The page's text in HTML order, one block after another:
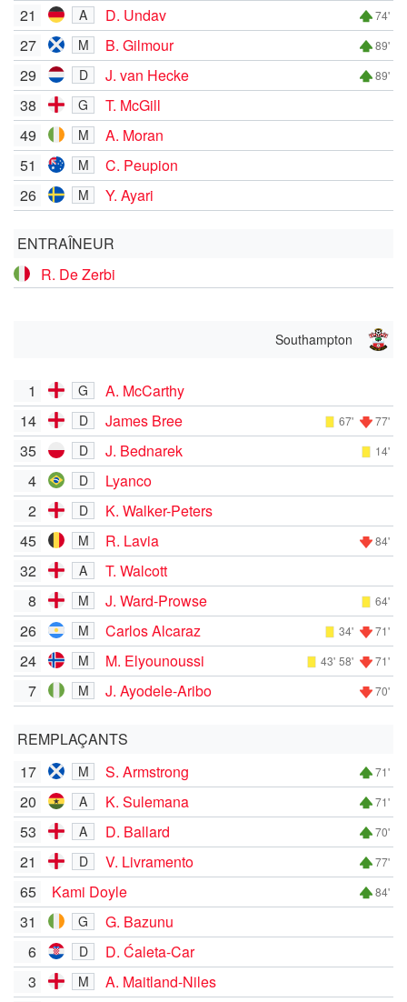
21 A D. Undav 74'
27 M B. Gilmour 89'
29 D J. van Hecke 89'
38 G
T. McGill
49
M
A. Moran
51
M
C. Peupion
26
M Y. Ayari
ENTRAÎNEUR
R. De Zerbi
Southampton
1 G
A. McCarthy
14
D James Bree 67' 77'
35 D J. Bednarek 14'
4 D
Lyanco
2
D
K. Walker-Peters
45
M R. Lavia 84'
32 A
T. Walcott
8
M J. Ward-Prowse 64'
26 M Carlos Alcaraz 34' 71'
24 M M. Elyounoussi 43' 58' 71'
7 M J. Ayodele-Aribo 70'
REMPLAÇANTS
17
M S. Armstrong 71'
20 A K. Sulemana 71'
53 A D. Ballard 70'
21 D V. Livramento 77'
65 Kami Doyle 84'
31 G
G. Bazunu
6
D
D. Ćaleta-Car
3
M
A. Maitland-Niles